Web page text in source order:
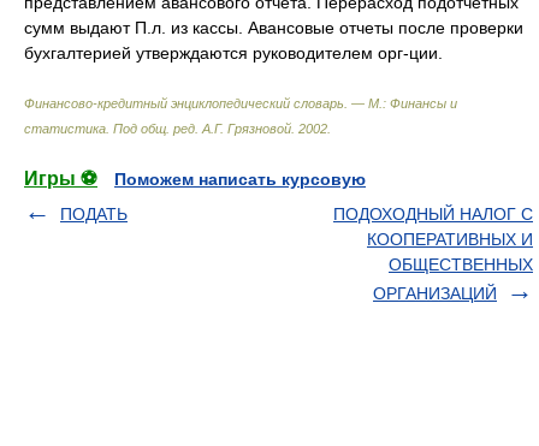
сумм выдают П.л. из кассы. Авансовые отчеты после проверки
бухгалтерией утверждаются руководителем орг-ции.
Финансово-кредитный энциклопедический словарь. — М.: Финансы и
статистика Под общ. ред. А.Г. Грязновой 2002
Игры ⚽
Поможем написать курсовую
ПОДАТЬ
ПОДОХОДНЫЙ НАЛОГ С
КООПЕРАТИВНЫХ И
ОБЩЕСТВЕННЫХ
ОРГАНИЗАЦИЙ